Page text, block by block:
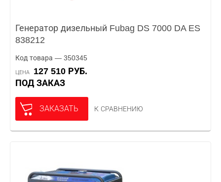
Генератор дизельный Fubag DS 7000 DA ES
838212
Код товара — 350345
ЦЕНА
127 510 РУБ.
ПОД ЗАКАЗ
ЗАКАЗАТЬ К СРАВНЕНИЮ